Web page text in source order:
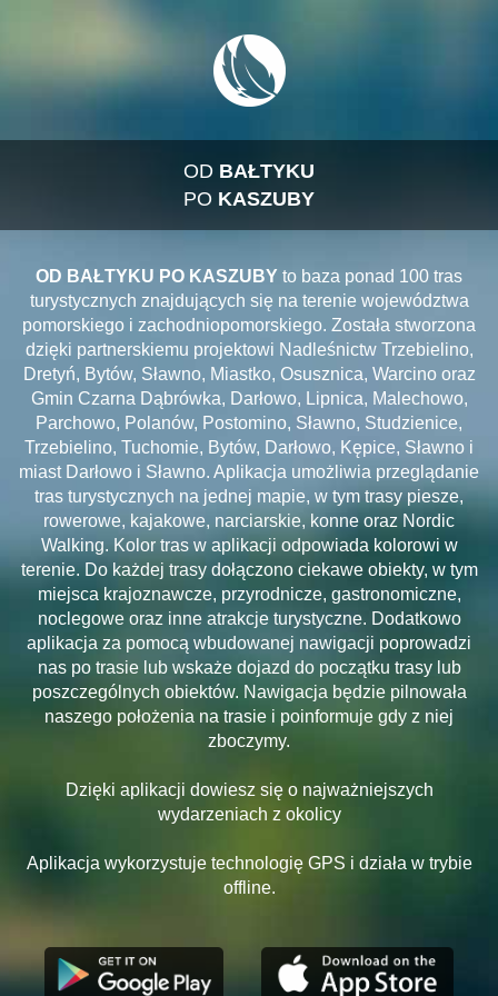
OD BAŁTYKU
PO KASZUBY
OD BAŁTYKU PO KASZUBY to baza ponad 100 tras
turystycznych znajdujących się na terenie województwa
pomorskiego i zachodniopomorskiego. Została stworzona
dzięki partnerskiemu projektowi Nadleśnictw Trzebielino,
Dretyń, Bytów, Sławno, Miastko, Osusznica, Warcino oraz
Gmin Czarna Dąbrówka, Darłowo, Lipnica, Malechowo,
Parchowo, Polanów, Postomino, Sławno, Studzienice,
Trzebielino, Tuchomie, Bytów, Darłowo, Kępice, Sławno i
miast Darłowo i Sławno. Aplikacja umożliwia przeglądanie
tras turystycznych na jednej mapie, w tym trasy piesze,
rowerowe, kajakowe, narciarskie, konne oraz Nordic
Walking. Kolor tras w aplikacji odpowiada kolorowi w
terenie. Do każdej trasy dołączono ciekawe obiekty, w tym
miejsca krajoznawcze, przyrodnicze, gastronomiczne,
noclegowe oraz inne atrakcje turystyczne. Dodatkowo
aplikacja za pomocą wbudowanej nawigacji poprowadzi
nas po trasie lub wskaże dojazd do początku trasy lub
poszczególnych obiektów. Nawigacja będzie pilnowała
naszego położenia na trasie i poinformuje gdy z niej
zboczymy.
Dzięki aplikacji dowiesz się o najważniejszych
wydarzeniach z okolicy
Aplikacja wykorzystuje technologię GPS i działa w trybie
offline.